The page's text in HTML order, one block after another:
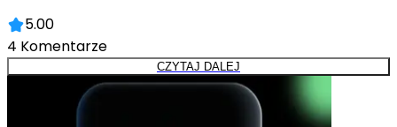
5.00
4 Komentarze
CZYTAJ DALEJ